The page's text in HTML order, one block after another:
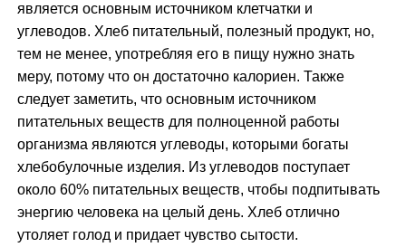
является основным источником клетчатки и
углеводов. Хлеб питательный, полезный продукт, но,
тем не менее, употребляя его в пищу нужно знать
меру, потому что он достаточно калориен. Также
следует заметить, что основным источником
питательных веществ для полноценной работы
организма являются углеводы, которыми богаты
хлебобулочные изделия. Из углеводов поступает
около 60% питательных веществ, чтобы подпитывать
энергию человека на целый день. Хлеб отлично
утоляет голод и придает чувство сытости.